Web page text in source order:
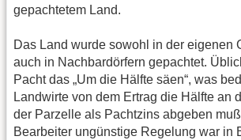
gepachtetem Land.
Das Land wurde sowohl in der eigenen
auch in Nachbardörfern gepachtet.
Pacht das „Um die Hälfte säen“, was
Landwirte von dem Ertrag die Hälfte an
der Parzelle als Pachtzins abgeben
Bearbeiter ungünstige Regelung war in